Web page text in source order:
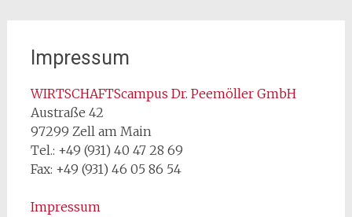
Impressum
WIRTSCHAFTScampus Dr. Peemöller GmbH
Austraße 42
97299 Zell am Main
Tel.: +49 (931) 40 47 28 69
Fax: +49 (931) 46 05 86 54
Impressum